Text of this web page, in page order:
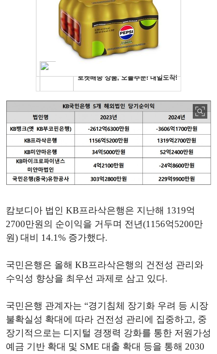
캄보디아 법인 KB프라삭은행은 지난해 1319억
2700만원의 순이익을 거두며 전년(1156억5200만
원) 대비 14.1% 증가했다.
국민은행은 올해 KB프라삭은행의 건전성 관리와
수익성 향상을 최우선 과제로 삼고 있다.
국민은행 관계자는 “경기침체 장기화 우려 등 시장
불확실성 확대에 따라 건전성 관리에 집중하고, 중
장기적으로는 디지털 경쟁력 강화를 통한 저원가성
예금 기반 확대 및 SME 대출 확대 등을 통해 2030